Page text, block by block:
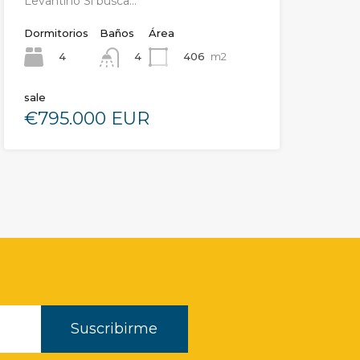
Dormitorios
4
Baños
4
Área
406 m2
sale
€795.000 EUR
Suscribirme